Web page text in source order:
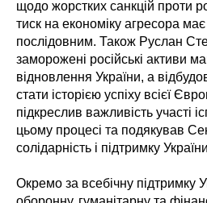
щодо жорстких санкцій проти
тиск на економіку агресора
послідовним. Також Руслан
заморожені російські активи
відновлення України, а
стати історією успіху всієї
підкреслив важливість участі
цьому процесі та подякував
солідарність і підтримку
Окремо за всебічну підтримку